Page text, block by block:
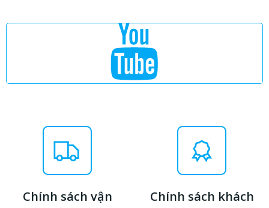
Chính sách vận
Chính sách khách